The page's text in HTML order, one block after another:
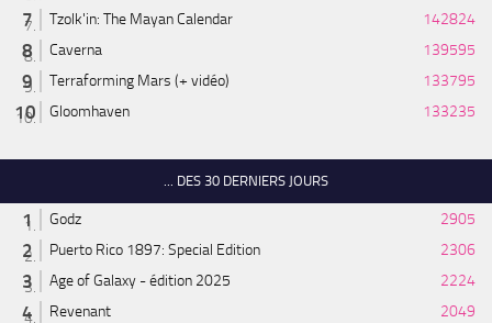
Tzolk'in: The Mayan Calendar
142824
Caverna
139595
Terraforming Mars (+ vidéo)
133795
Gloomhaven
133235
... DES 30 DERNIERS JOURS
Godz
2905
Puerto Rico 1897: Special Edition
2306
Age of Galaxy - édition 2025
2224
Revenant
2049